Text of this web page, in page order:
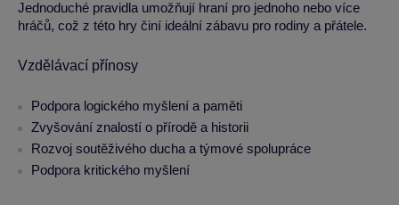
Jednoduché pravidla umožňují hraní pro jednoho nebo více
hráčů, což z této hry činí ideální zábavu pro rodiny a přátele.
Vzdělávací přínosy
Podpora logického myšlení a paměti
Zvyšování znalostí o přírodě a historii
Rozvoj soutěživého ducha a týmové spolupráce
Podpora kritického myšlení